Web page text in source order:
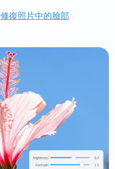
修復照片中的臉部